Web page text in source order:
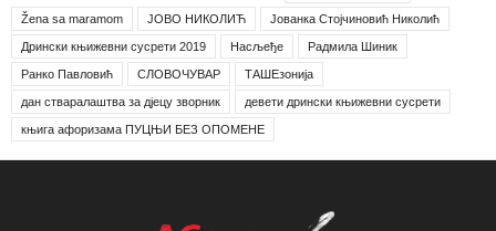
Žena sa maramom ЈОВО НИКОЛИЋ Јованка Стојчиновић Николић
Дрински књижевни сусрети 2019 Насљеђе Радмила Шиник
Ранко Павловић СЛОВОЧУВАР ТАШЕзонија
дан стваралаштва за дјецу зворник девети дрински књижевни сусрети
књига афоризама ПУЦЊИ БЕЗ ОПОМЕНЕ